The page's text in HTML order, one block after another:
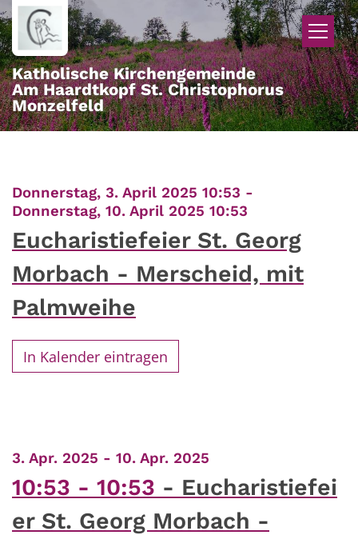
Zum Inhalt springen
Katholische Kirchengemeinde
Am Haardtkopf St. Christophorus
Monzelfeld
Donnerstag, 3. April 2025 10:53 -
Donnerstag, 10. April 2025 10:53
Eucharistiefeier St. Georg
Morbach - Merscheid, mit
Palmweihe
In Kalender eintragen
3. Apr. 2025 - 10. Apr. 2025
10:53 - 10:53
Eucharistiefei
er St. Georg Morbach -